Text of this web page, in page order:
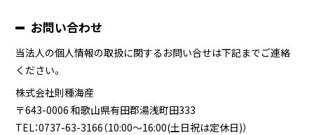
お問い合わせ
当法人の個人情報の取扱に関するお問い合せは下記までご連絡
ください。
株式会社則種海産
〒643-0006 和歌山県有田郡湯浅町田333
TEL：0737-63-3166（10:00～16:00(土日祝は定休日)）